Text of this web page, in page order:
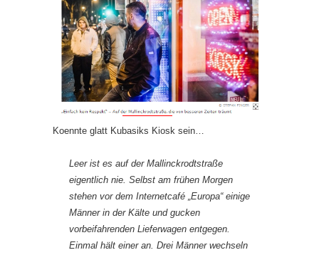
Koennte glatt Kubasiks Kiosk sein…
Leer ist es auf der Mallinckrodtstraße
eigentlich nie. Selbst am frühen Morgen
stehen vor dem Internetcafé „Europa“ einige
Männer in der Kälte und gucken
vorbeifahrenden Lieferwagen entgegen.
Einmal hält einer an. Drei Männer wechseln